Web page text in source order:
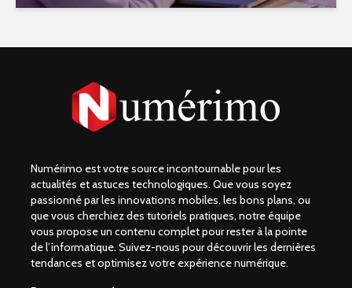
Numérimo est votre source incontournable pour les
actualités et astuces technologiques. Que vous soyez
passionné par les innovations mobiles, les bons plans, ou
que vous cherchiez des tutoriels pratiques, notre équipe
vous propose un contenu complet pour rester à la pointe
de l’informatique. Suivez-nous pour découvrir les dernières
tendances et optimisez votre expérience numérique.